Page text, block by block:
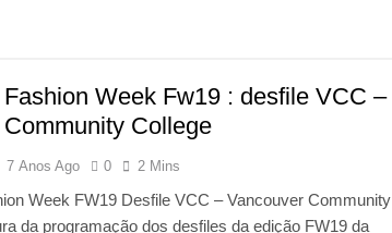
Week Fw19 : desfile VCC –
College
7 Anos Ago 0 2 Mins
Week FW19 Desfile VCC – Vancouver Community
da programação dos desfiles da edição FW19 da